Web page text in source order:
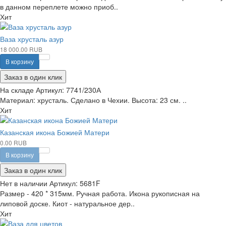
в данном переплете можно приоб..
Хит
Ваза хрусталь азур
18 000.00 RUB
В корзину
Заказ в один клик
На складе Артикул: 7741/230А
Материал: хрусталь. Сделано в Чехии. Высота: 23 см. ..
Хит
Казанская икона Божией Матери
0.00 RUB
В корзину
Заказ в один клик
Нет в наличии Артикул: 5681F
Размер - 420 * 315мм. Ручная работа. Икона рукописная на
липовой доске. Киот - натуральное дер..
Хит